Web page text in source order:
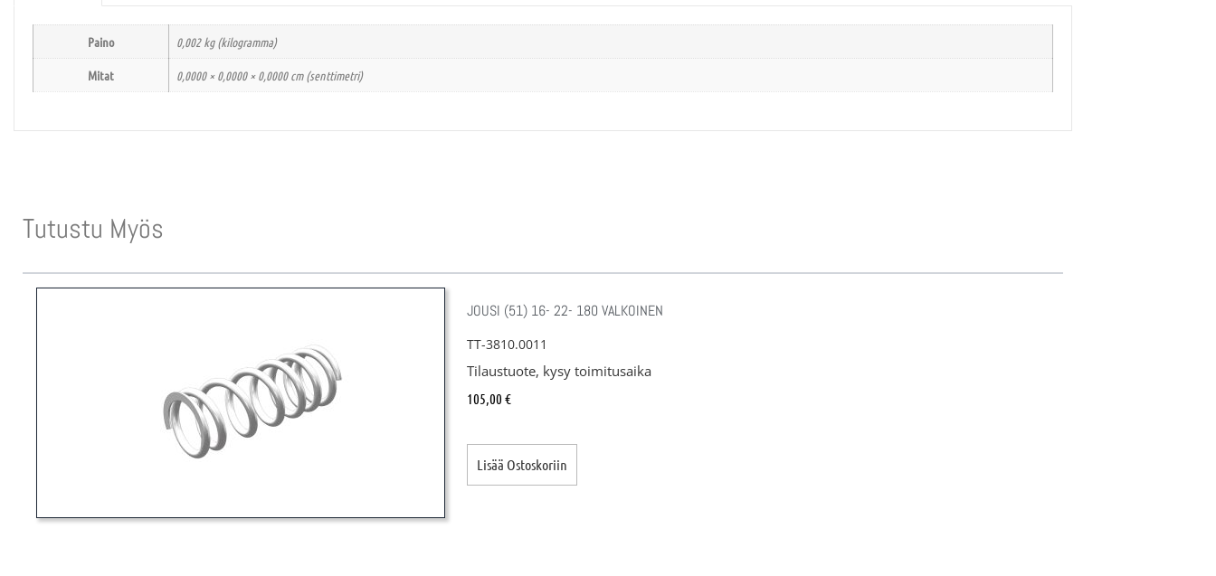
Paino 0,002 kg (kilogramma)
Mitat 0,0000 × 0,0000 × 0,0000 cm (senttimetri)
Tutustu Myös
JOUSI (51) 16- 22- 180 VALKOINEN
TT-3810.0011
Tilaustuote, kysy toimitusaika
105,00 €
Lisää Ostoskoriin